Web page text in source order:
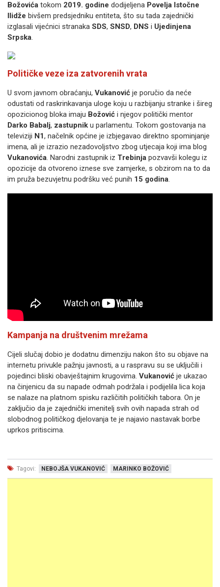
Božovića tokom 2019. godine dodijeljena Povelja Istočne
Ilidže bivšem predsjedniku entiteta, što su tada zajednički
izglasali vijećnici stranaka SDS, SNSD, DNS i Ujedinjena
Srpska.
Političke veze iza zatvorenih vrata
U svom javnom obraćanju, Vukanović je poručio da neće
odustati od raskrinkavanja uloge koju u razbijanju stranke i šireg
opozicionog bloka imaju Božović i njegov politički mentor
Darko Babalj, zastupnik u parlamentu. Tokom gostovanja na
televiziji N1, načelnik općine je izbjegavao direktno spominjanje
imena, ali je izrazio nezadovoljstvo zbog utjecaja koji ima blog
Vukanovića. Narodni zastupnik iz Trebinja pozvavši kolegu iz
opozicije da otvoreno iznese sve zamjerke, s obzirom na to da
im pruža bezuvjetnu podršku već punih 15 godina.
Kampanja na društvenim mrežama
Cijeli slučaj dobio je dodatnu dimenziju nakon što su objave na
internetu privukle pažnju javnosti, a u raspravu su se uključili i
pojedinci bliski obavještajnim krugovima. Vukanović je ukazao
na činjenicu da su napade odmah podržala i podijelila lica koja
se nalaze na platnom spisku različitih političkih tabora. On je
zaključio da je zajednički imenitelj svih ovih napada strah od
slobodnog političkog djelovanja te je najavio nastavak borbe
uprkos pritiscima.
Tagovi: NEBOJŠA VUKANOVIĆ MARINKO BOŽOVIĆ